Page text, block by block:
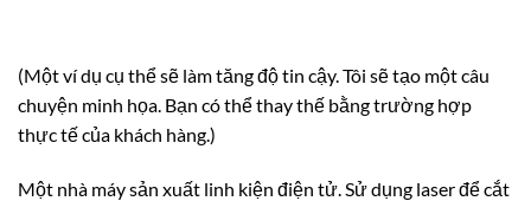
(Một ví dụ cụ thể sẽ làm tăng độ tin cậy. Tôi sẽ tạo một câu
chuyện minh họa. Bạn có thể thay thế bằng trường hợp
thực tế của khách hàng.)
Một nhà máy sản xuất linh kiện điện tử. Sử dụng laser để cắt